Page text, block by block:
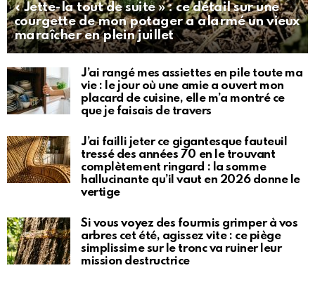
« Jette-la tout de suite » : ce détail sur une
courgette de mon potager a alarmé un vieux
maraîcher en plein juillet
J’ai rangé mes assiettes en pile toute ma
vie : le jour où une amie a ouvert mon
placard de cuisine, elle m’a montré ce
que je faisais de travers
J’ai failli jeter ce gigantesque fauteuil
tressé des années 70 en le trouvant
complètement ringard : la somme
hallucinante qu’il vaut en 2026 donne le
vertige
Si vous voyez des fourmis grimper à vos
arbres cet été, agissez vite : ce piège
simplissime sur le tronc va ruiner leur
mission destructrice